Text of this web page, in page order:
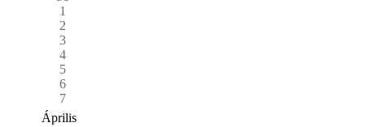
1
2
3
4
5
6
7
Április